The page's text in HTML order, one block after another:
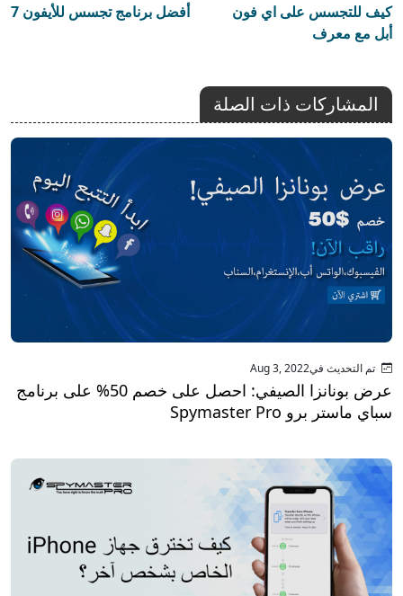
كيف للتجسس على اي فون
أبل مع معرف
أفضل برنامج تجسس للأيفون 7
المشاركات ذات الصلة
تم التحديث فيAug 3, 2022
عرض بونانزا الصيفي: احصل على خصم 50% على برنامج
سباي ماستر برو Spymaster Pro